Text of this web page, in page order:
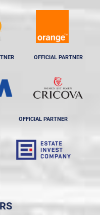
OFFICIAL PARTNER
OFFICIAL PARTNER